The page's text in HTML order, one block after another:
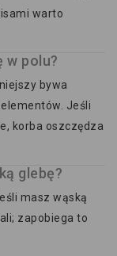
warto
w polu?
bywa
Jeśli
korba oszczędza
glebę?
masz wąską
zapobiega to